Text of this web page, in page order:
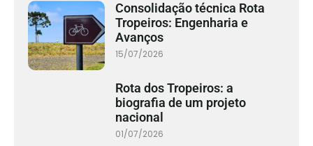
Consolidação técnica Rota
Tropeiros: Engenharia e
Avanços
15/07/2026
Rota dos Tropeiros: a
biografia de um projeto
nacional
01/07/2026